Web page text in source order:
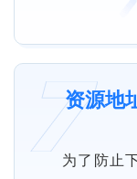
资源地
为了防止